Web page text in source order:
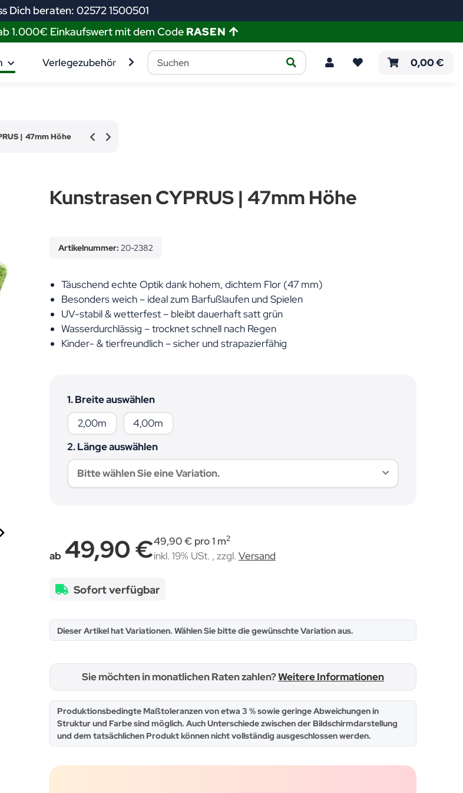
Dich beraten: 02572 1500501
1.000€ Einkaufswert mit dem Code RASEN
0,00 €
Verlegezubehör Muster bestellen Verlegeanleitungen
| 47mm Höhe
Kunstrasen CYPRUS | 47mm Höhe
Artikelnummer: 20-2382
Täuschend echte Optik dank hohem, dichtem Flor (47 mm)
Besonders weich – ideal zum Barfußlaufen und Spielen
UV-stabil & wetterfest – bleibt dauerhaft satt grün
Wasserdurchlässig – trocknet schnell nach Regen
Kinder- & tierfreundlich – sicher und strapazierfähig
1. Breite auswählen
2,00m2,00m4,00m
2. Länge auswählen
Bitte wählen Sie eine Variation.
ab 49,90 €49,90 € pro 1 m2
inkl. 19% USt. , zzgl. Versand
Sofort verfügbar
x
Dieser Artikel hat Variationen. Wählen Sie bitte die gewünschte Variation aus.
Sie möchten in monatlichen Raten zahlen?Weitere Informationen
x
Produktionsbedingte Maßtoleranzen von etwa 3 % sowie geringe Abweichungen in
Struktur und Farbe sind möglich. Auch Unterschiede zwischen der Bildschirmdarstellung
und dem tatsächlichen Produkt können nicht vollständig ausgeschlossen werden.